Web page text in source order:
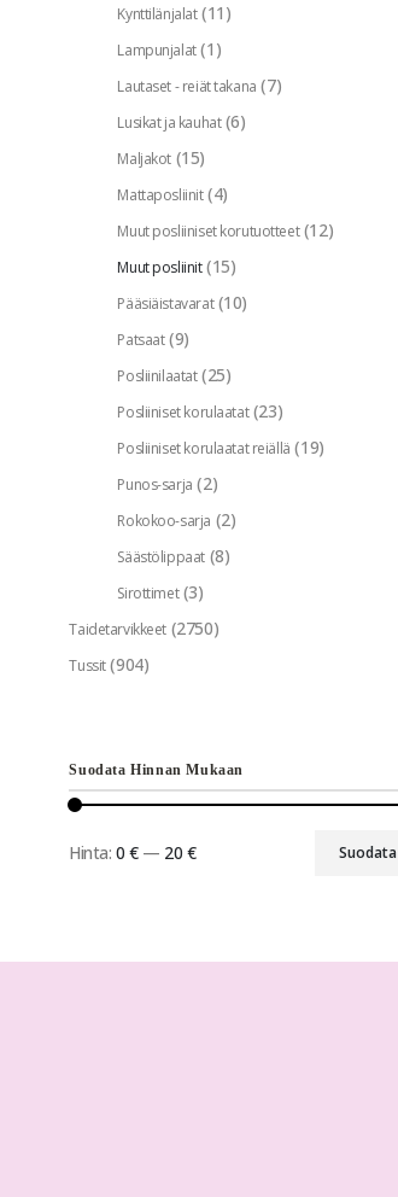
Kynttilänjalat (11)
Lampunjalat (1)
Lautaset - reiät takana (7)
Lusikat ja kauhat (6)
Maljakot (15)
Mattaposliinit (4)
Muut posliiniset korutuotteet (12)
Muut posliinit (15)
Pääsiäistavarat (10)
Patsaat (9)
Posliinilaatat (25)
Posliiniset korulaatat (23)
Posliiniset korulaatat reiällä (19)
Punos-sarja (2)
Rokokoo-sarja (2)
Säästölippaat (8)
Sirottimet (3)
Taidetarvikkeet (2750)
Tussit (904)
Suodata Hinnan Mukaan
Suodata
Hinta: 0 €— 20 €